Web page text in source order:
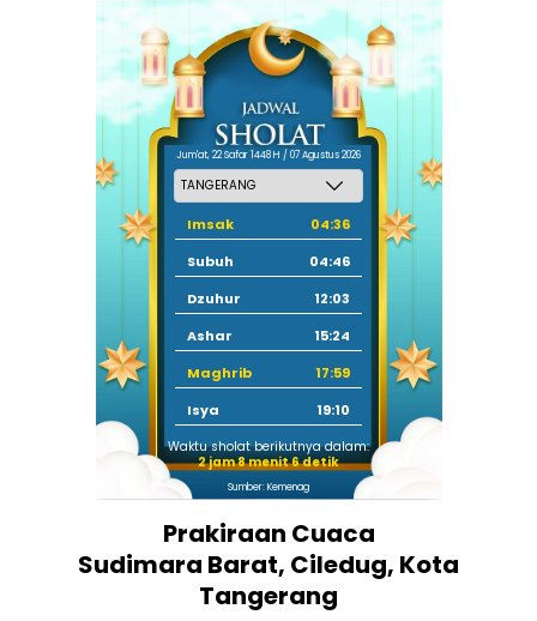
Jum'at, 22 Safar 1448 H / 07 Agustus 2026
Imsak
04:36
Subuh
04:46
Dzuhur
12:03
Ashar
15:24
Maghrib
17:59
Isya
19:10
Waktu sholat berikutnya dalam:
2 jam 8 menit 5 detik
Sumber: Kemenag
Prakiraan Cuaca
Sudimara Barat, Ciledug, Kota
Tangerang